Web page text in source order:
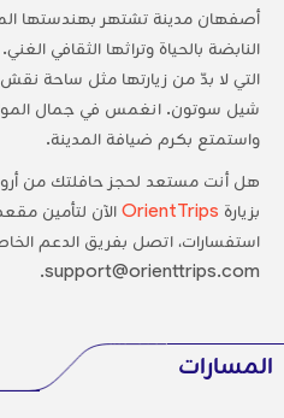
أصفهان مدينة تشتهر بهندستها
النابضة بالحياة وتراثها الثقافي
التي لا بدّ من زيارتها مثل ساحة
شيل سوتون. انغمس في جمال
واستمتع بكرم ضيافة المدينة.
هل أنت مستعد لحجز حافلتك من
بزيارة OrientTripsالآن لتأمين
استفسارات، اتصل بفريق الدعم
support@orienttrips.com.
المسارات